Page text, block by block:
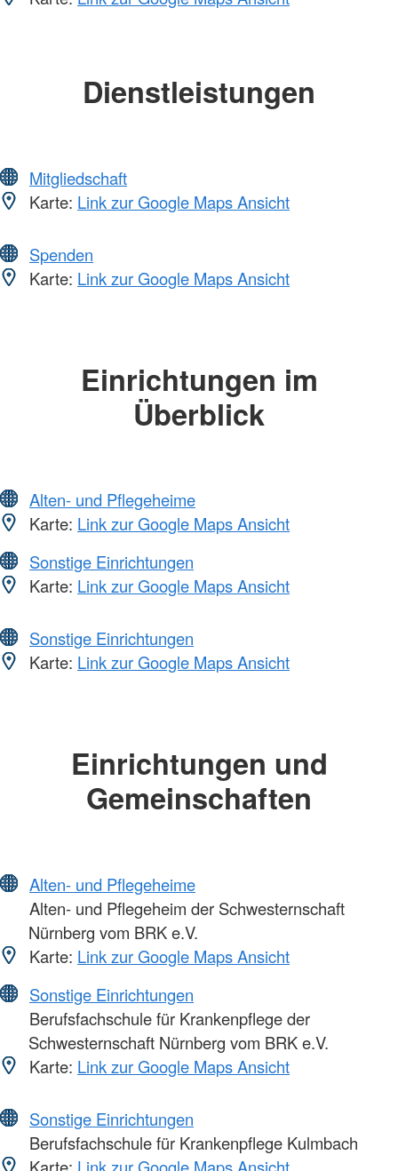
Dienstleistungen
Mitgliedschaft
Karte: Link zur Google Maps Ansicht
Spenden
Karte: Link zur Google Maps Ansicht
Einrichtungen im
Überblick
Alten- und Pflegeheime
Karte: Link zur Google Maps Ansicht
Sonstige Einrichtungen
Karte: Link zur Google Maps Ansicht
Sonstige Einrichtungen
Karte: Link zur Google Maps Ansicht
Einrichtungen und
Gemeinschaften
Alten- und Pflegeheime
Alten- und Pflegeheim der Schwesternschaft
Nürnberg vom BRK e.V.
Karte: Link zur Google Maps Ansicht
Sonstige Einrichtungen
Berufsfachschule für Krankenpflege der
Schwesternschaft Nürnberg vom BRK e.V.
Karte: Link zur Google Maps Ansicht
Sonstige Einrichtungen
Berufsfachschule für Krankenpflege Kulmbach
Karte: Link zur Google Maps Ansicht